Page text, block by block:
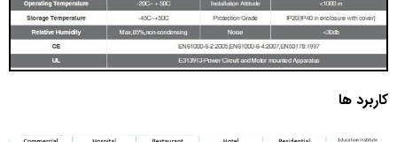
کاربرد ها